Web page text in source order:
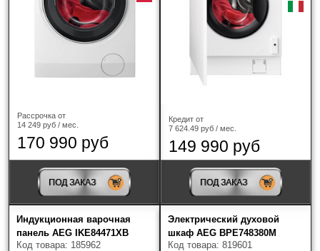
Рассрочка от
14 249 руб / мес.
170 990 руб
ПОД ЗАКАЗ
Кредит от
7 624.49 руб / мес.
149 990 руб
ПОД ЗАКАЗ
Индукционная варочная
панель AEG IKE84471XB
Код товара: 185962
Электрический духовой
шкаф AEG BPE748380M
Код товара: 819601